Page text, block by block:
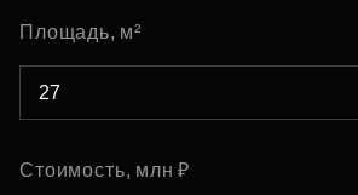
Площадь, м²
Стоимость, млн ₽